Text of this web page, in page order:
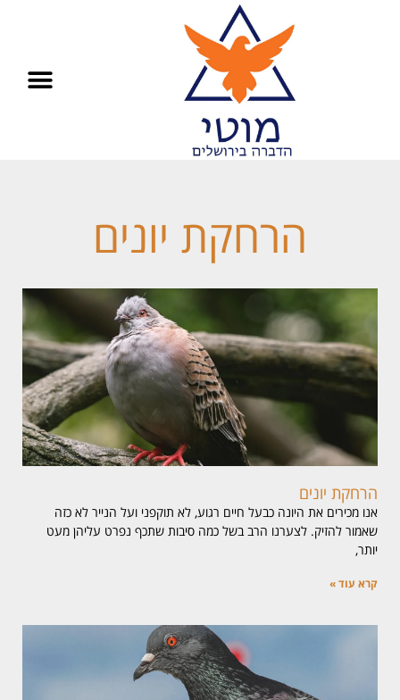
הרחקת יונים
הרחקת יונים
אנו מכירים את היונה כבעל חיים רגוע, לא תוקפני ועל הנייר לא כזה
שאמור להזיק. לצערנו הרב בשל כמה סיבות שתכף נפרט עליהן מעט
יותר,
קרא עוד »